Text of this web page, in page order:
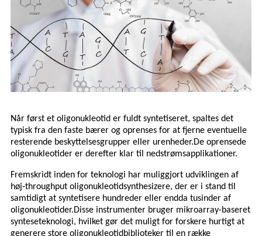
Når først et oligonukleotid er fuldt syntetiseret, spaltes det
typisk fra den faste bærer og oprenses for at fjerne eventuelle
resterende beskyttelsesgrupper eller urenheder.De oprensede
oligonukleotider er derefter klar til nedstrømsapplikationer.
Fremskridt inden for teknologi har muliggjort udviklingen af ​​
høj-throughput oligonukleotidsynthesizere, der er i stand til
samtidigt at syntetisere hundreder eller endda tusinder af
oligonukleotider.Disse instrumenter bruger mikroarray-baseret
synteseteknologi, hvilket gør det muligt for forskere hurtigt at
generere store oligonukleotidbiblioteker til en række